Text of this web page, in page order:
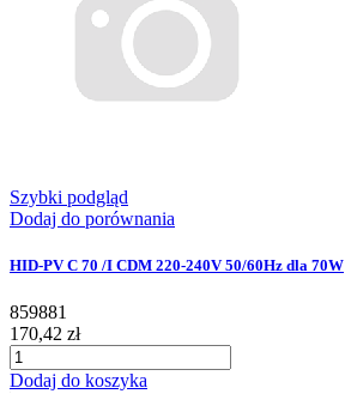
Szybki podgląd
Dodaj do porównania
HID-PV C 70 /I CDM 220-240V 50/60Hz dla 70W
859881
170,42 zł
Dodaj do koszyka